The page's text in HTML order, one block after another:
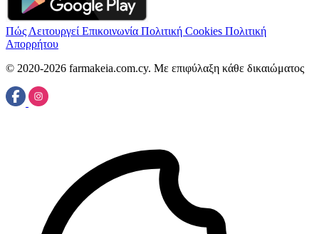
Πώς Λειτουργεί Επικοινωνία Πολιτική Cookies Πολιτική
Απορρήτου
© 2020-2026 farmakeia.com.cy. Με επιφύλαξη κάθε δικαιώματος